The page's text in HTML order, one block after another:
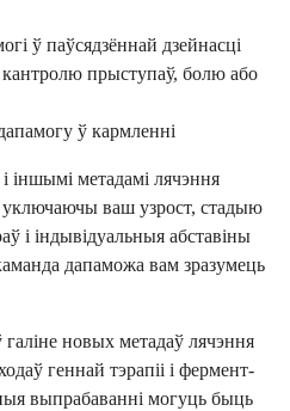
ў паўсядзённай дзейнасці
прыступаў, болю або
ў кармленні
іншымі метадамі лячэння
уключаючы ваш узрост, стадыю
і індывідуальныя абставіны
дапаможа вам зразумець
новых метадаў лячэння
геннай тэрапіі і фермент-
выпрабаванні могуць быць